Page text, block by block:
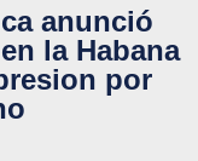
anunció
la Habana
por